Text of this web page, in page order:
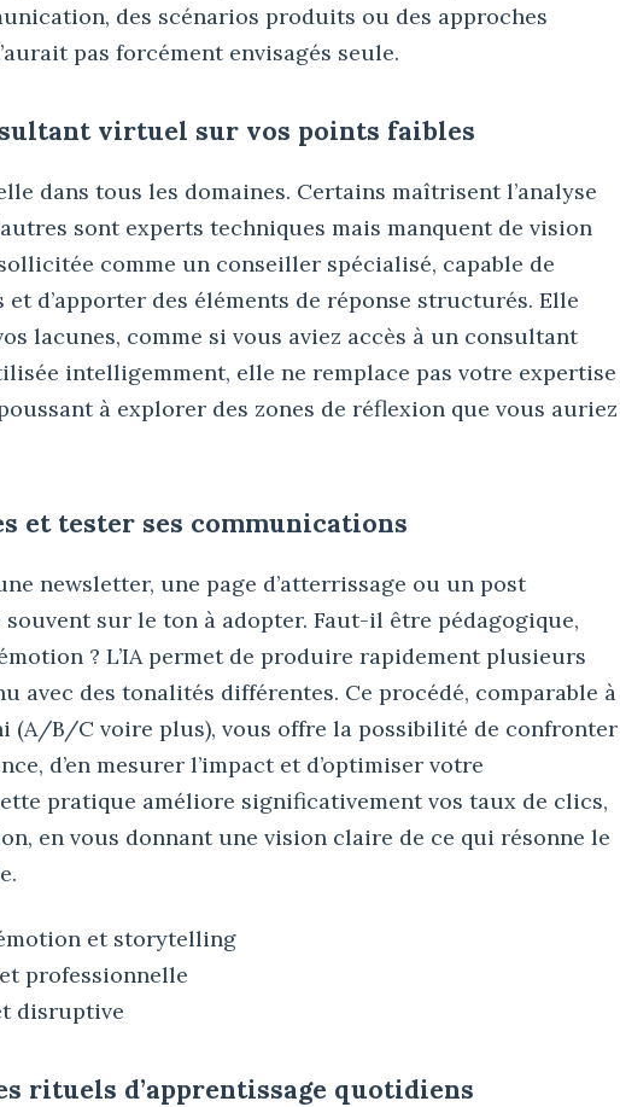
des scénarios produits ou des approches
pas forcément envisagés seule.
virtuel sur vos points faibles
dans tous les domaines. Certains maîtrisent l’analyse
sont experts techniques mais manquent de vision
comme un conseiller spécialisé, capable de
d’apporter des éléments de réponse structurés. Elle
lacunes, comme si vous aviez accès à un consultant
intelligemment, elle ne remplace pas votre expertise
à explorer des zones de réflexion que vous auriez
et tester ses communications
newsletter, une page d’atterrissage ou un post
sur le ton à adopter. Faut-il être pédagogique,
? L’IA permet de produire rapidement plusieurs
avec des tonalités différentes. Ce procédé, comparable à
(A/B/C voire plus), vous offre la possibilité de confronter
d’en mesurer l’impact et d’optimiser votre
pratique améliore significativement vos taux de clics,
en vous donnant une vision claire de ce qui résonne le
et storytelling
professionnelle
disruptive
rituels d’apprentissage quotidiens